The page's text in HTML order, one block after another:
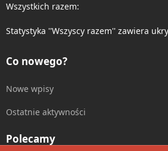
Wszystkich razem
Statystyka ''Wszyscy razem'' zawiera
Co nowego?
Nowe wpisy
Ostatnie aktywności
Polecamy